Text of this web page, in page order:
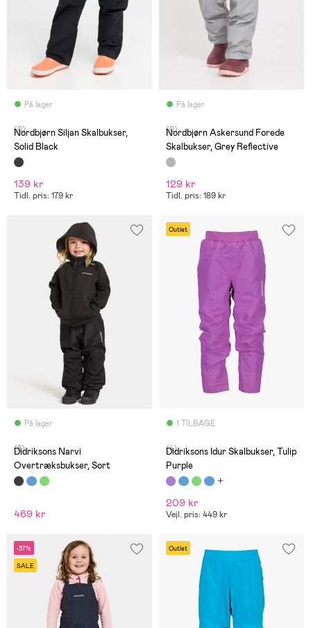
På lager
(0)
Nordbjørn Siljan Skalbukser,
Solid Black
139 kr
Tidl. pris: 179 kr
På lager
(0)
Nordbjørn Askersund Forede
Skalbukser, Grey Reflective
129 kr
Tidl. pris: 189 kr
På lager
(8)
Didriksons Narvi
Overtræksbukser, Sort
469 kr
Outlet
1 TILBAGE
(4)
Didriksons Idur Skalbukser, Tulip
Purple
209 kr
Vejl. pris: 449 kr
-37%
SALE
Outlet